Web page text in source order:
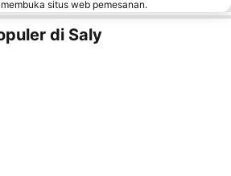
situs web pemesanan.
di Saly